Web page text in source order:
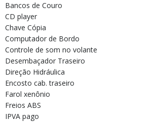
Bancos de Couro
CD player
Chave Cópia
Computador de Bordo
Controle de som no volante
Desembaçador Traseiro
Direção Hidráulica
Encosto cab. traseiro
Farol xenônio
Freios ABS
IPVA pago